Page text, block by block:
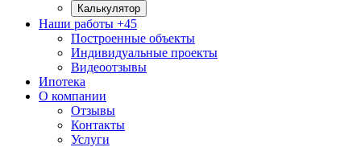
Калькулятор
Наши работы +45
Построенные объекты
Индивидуальные проекты
Видеоотзывы
Ипотека
О компании
Отзывы
Контакты
Услуги